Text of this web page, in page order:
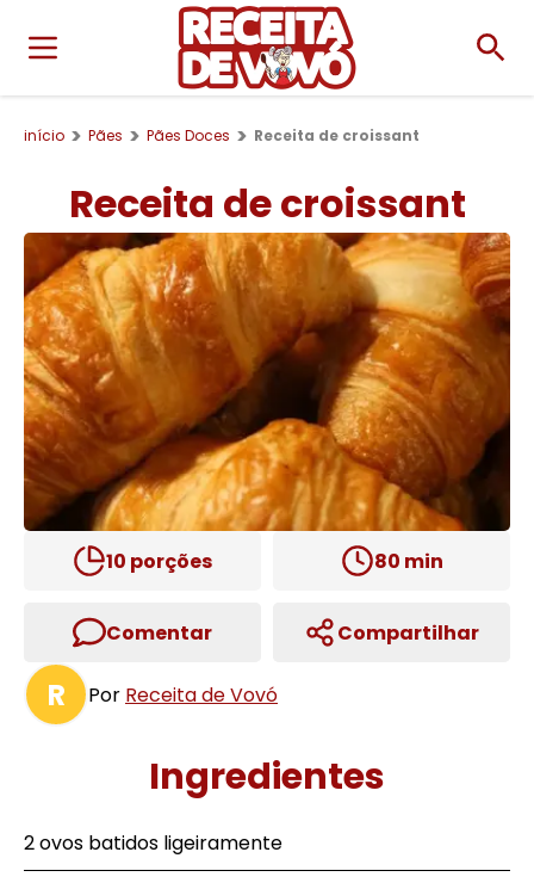
início Pães Pães Doces Receita de croissant
Receita de croissant
10 porções 80 min
Comentar Compartilhar
R Por Receita de Vovó
Ingredientes
2 ovos batidos ligeiramente